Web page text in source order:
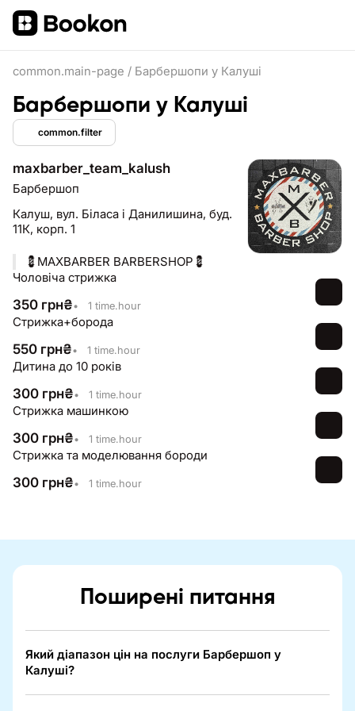
common.main-page / Барбершопи у Калуші
Барбершопи у Калуші
common.filter
maxbarber_team_kalush
Барбершоп
Калуш, вул. Біласа і Данилишина, буд.
11К, корп. 1
💈MAXBARBER BARBERSHOP💈
Чоловіча стрижка
350 грн₴• 1 time.hour
Стрижка+борода
550 грн₴• 1 time.hour
Дитина до 10 років
300 грн₴• 1 time.hour
Стрижка машинкою
300 грн₴• 1 time.hour
Стрижка та моделювання бороди
300 грн₴• 1 time.hour
Поширені питання
Який діапазон цін на послуги Барбершоп у
Калуші?